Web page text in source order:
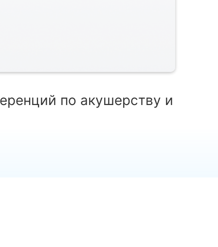
по акушерству и